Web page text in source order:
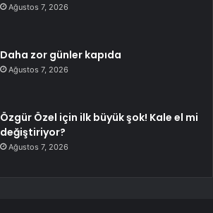
Ağustos 7, 2026
Daha zor günler kapıda
Ağustos 7, 2026
Özgür Özel için ilk büyük şok! Kale el mi
değiştiriyor?
Ağustos 7, 2026